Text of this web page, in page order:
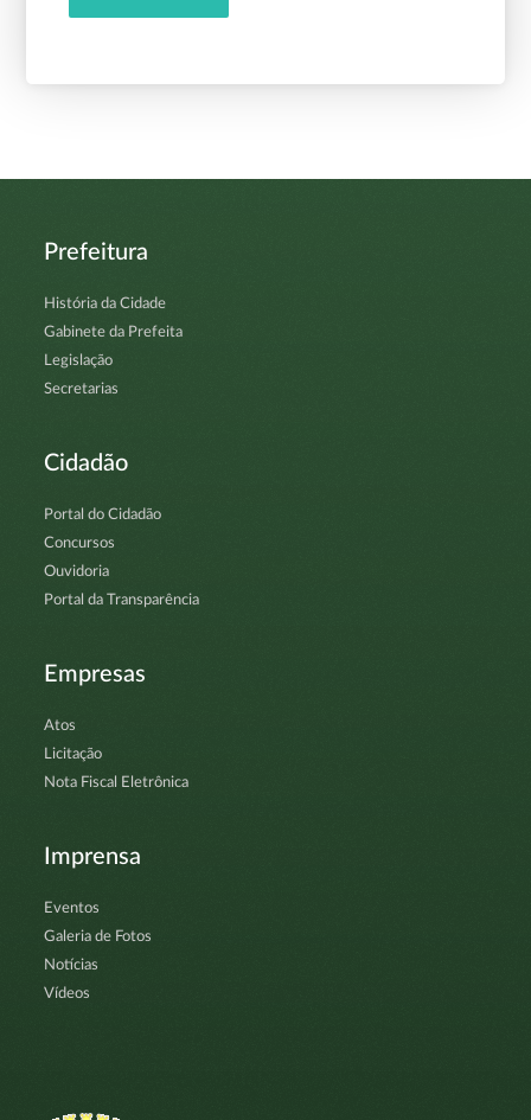
Prefeitura
História da Cidade
Gabinete da Prefeita
Legislação
Secretarias
Cidadão
Portal do Cidadão
Concursos
Ouvidoria
Portal da Transparência
Empresas
Atos
Licitação
Nota Fiscal Eletrônica
Imprensa
Eventos
Galeria de Fotos
Notícias
Vídeos